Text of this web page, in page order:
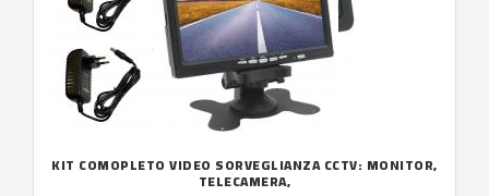
KIT COMOPLETO VIDEO SORVEGLIANZA CCTV: MONITOR,
TELECAMERA,